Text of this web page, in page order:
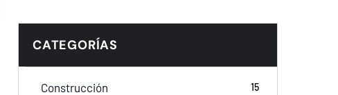
CATEGORÍAS
Construcción 15